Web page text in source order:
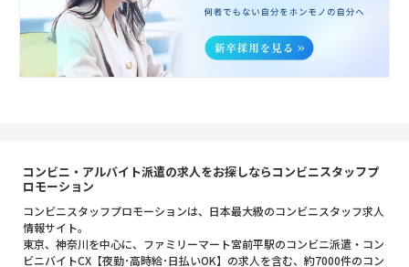
コンビニ・アルバイト派遣の求人をお探しならコンビニスタッフプ
ロモーション
コンビニスタッフプロモーションは、日本最大級のコンビニスタッフ求人
情報サイト。
東京、神奈川を中心に、ファミリーマート宮前平駅のコンビニ派遣・コン
ビニバイトCX【夜勤･高時給･日払いOK】の求人を含む、約7000件のコン